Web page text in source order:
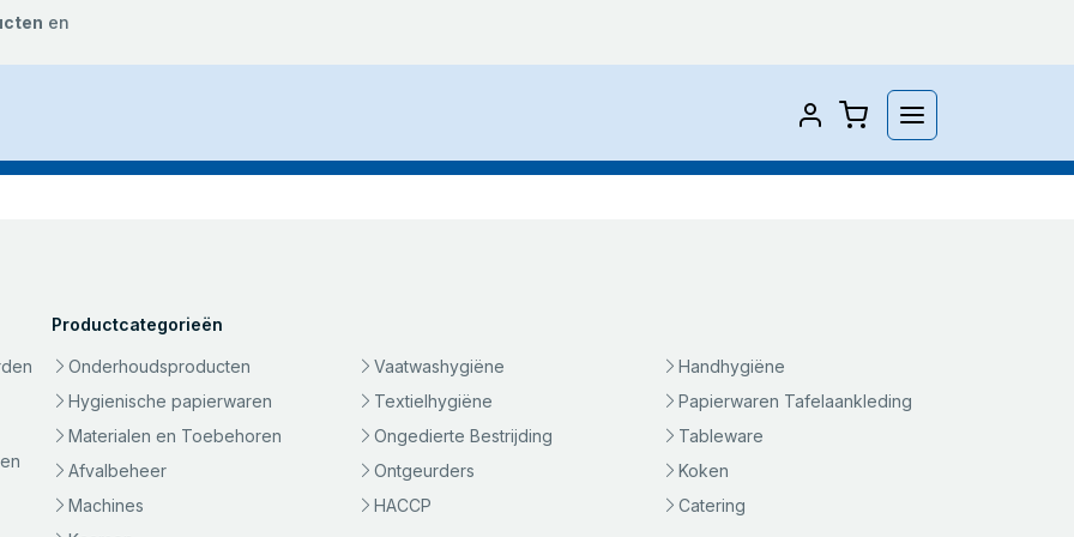
en
Productcategorieën
Onderhoudsproducten
Hygienische papierwaren
Materialen en Toebehoren
Afvalbeheer
Machines
Vaatwashygiëne
Textielhygiëne
Ongedierte Bestrijding
Ontgeurders
HACCP
Handhygiëne
Papierwaren Tafelaankleding
Tableware
Koken
Catering